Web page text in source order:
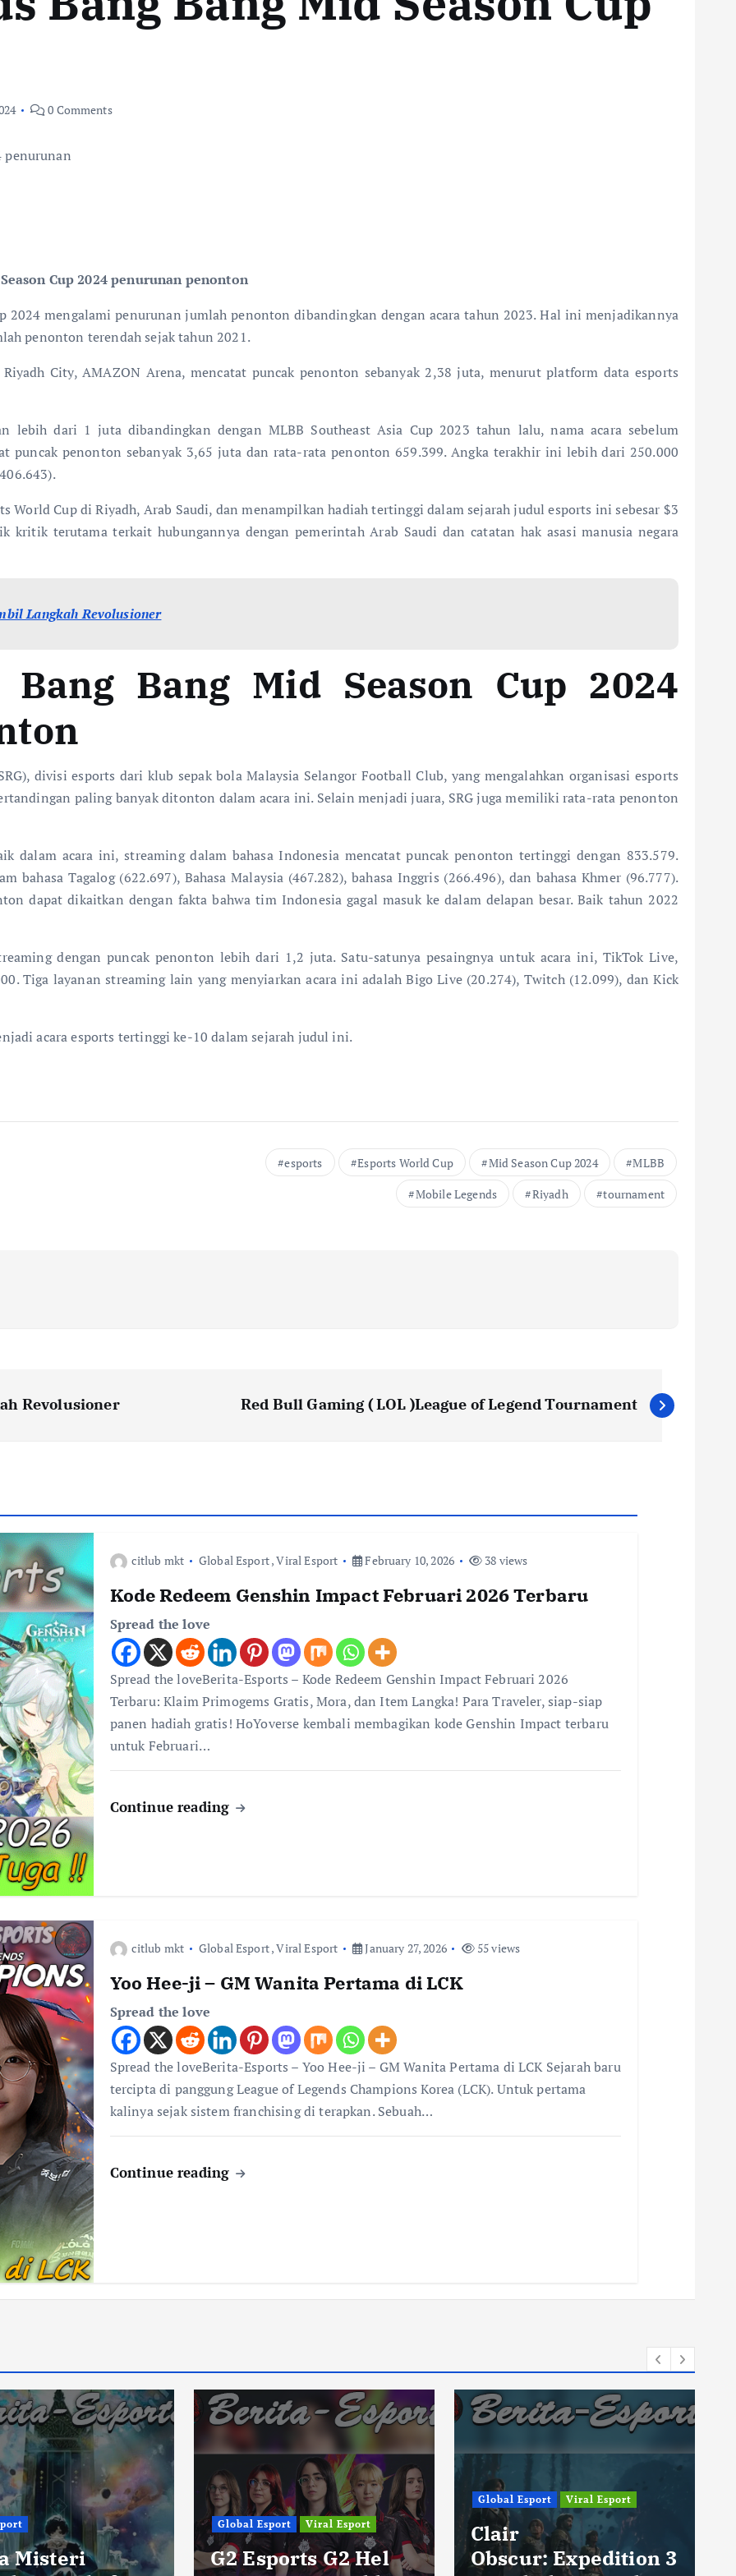
0 Comments
Cup 2024 penurunan penonton
2024 mengalami penurunan jumlah penonton dibandingkan dengan acara tahun 2023. Hal ini menjadikannya
penonton terendah sejak tahun 2021.
City, AMAZON Arena, mencatat puncak penonton sebanyak 2,38 juta, menurut platform data esports
lebih dari 1 juta dibandingkan dengan MLBB Southeast Asia Cup 2023 tahun lalu, nama acara sebelum
puncak penonton sebanyak 3,65 juta dan rata-rata penonton 659.399. Angka terakhir ini lebih dari 250.000
World Cup di Riyadh, Arab Saudi, dan menampilkan hadiah tertinggi dalam sejarah judul esports ini sebesar $3
kritik terutama terkait hubungannya dengan pemerintah Arab Saudi dan catatan hak asasi manusia negara
Langkah Revolusioner
Bang Bang Mid Season Cup 2024
divisi esports dari klub sepak bola Malaysia Selangor Football Club, yang mengalahkan organisasi esports
paling banyak ditonton dalam acara ini. Selain menjadi juara, SRG juga memiliki rata-rata penonton
acara ini, streaming dalam bahasa Indonesia mencatat puncak penonton tertinggi dengan 833.579.
Tagalog (622.697), Bahasa Malaysia (467.282), bahasa Inggris (266.496), dan bahasa Khmer (96.777).
dapat dikaitkan dengan fakta bahwa tim Indonesia gagal masuk ke dalam delapan besar. Baik tahun 2022
dengan puncak penonton lebih dari 1,2 juta. Satu-satunya pesaingnya untuk acara ini, TikTok Live,
Tiga layanan streaming lain yang menyiarkan acara ini adalah Bigo Live (20.274), Twitch (12.099), dan Kick
acara esports tertinggi ke-10 dalam sejarah judul ini.
esports Esports World Cup Mid Season Cup 2024
MLBB
Mobile Legends
Riyadh tournament
Revolusioner Red Bull Gaming ( LOL )League of Legend Tournament
citlub mkt Global Esport,Viral Esport February 10, 2026 38 views
Kode Redeem Genshin Impact Februari 2026 Terbaru
Spread the love
Spread the loveBerita-Esports – Kode Redeem Genshin Impact Februari 2026
Terbaru: Klaim Primogems Gratis, Mora, dan Item Langka! Para Traveler, siap-siap
panen hadiah gratis! HoYoverse kembali membagikan kode Genshin Impact terbaru
untuk Februari…
Continue reading
citlub mkt Global Esport,Viral Esport January 27, 2026 55 views
Yoo Hee-ji – GM Wanita Pertama di LCK
Spread the love
Spread the loveBerita-Esports – Yoo Hee-ji – GM Wanita Pertama di LCK Sejarah baru
tercipta di panggung League of Legends Champions Korea (LCK). Untuk pertama
kalinya sejak sistem franchising di terapkan. Sebuah…
Continue reading
Misteri
Global Esport Viral Esport
G2 Esports G2 Hel
Global Esport Viral Esport
Clair
Obscur: Expedition 3